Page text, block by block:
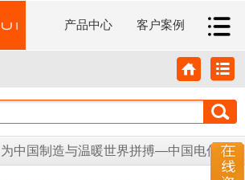
产品中心 客户案例
为中国制造与温暖世界拼搏—中国电伴热企业创新突围